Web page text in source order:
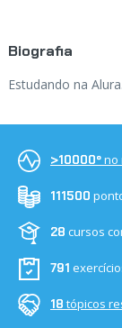
Biografia
Estudando na
>10000ºno
111500
28 cursos
791
18 tópicos